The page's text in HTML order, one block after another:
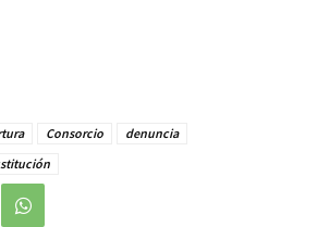
Consorcio
denuncia